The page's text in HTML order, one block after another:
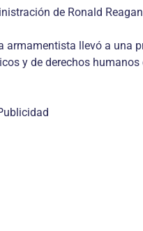
de Ronald
llevó a una
y de derechos